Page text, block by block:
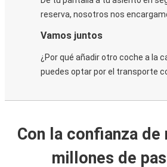
reserva, nosotros nos
Vamos juntos
¿Por qué añadir otro coche a la
puedes optar por el transporte
Con la confianza de
millones de